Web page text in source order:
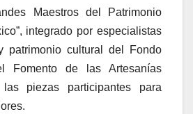
Maestros del Patrimonio
integrado por especialistas
patrimonio cultural del Fondo
Fomento de las Artesanías
piezas participantes para